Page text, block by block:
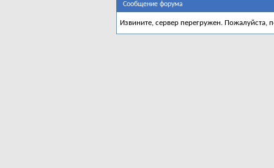
Сообщение форума
Извините, сервер перегружен. Пожалуйста,